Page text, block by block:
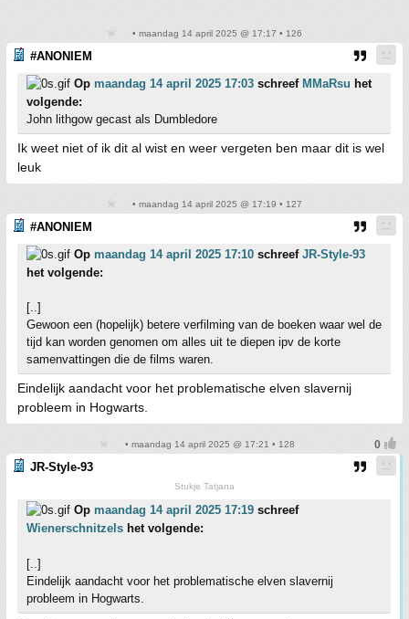
• maandag 14 april 2025 @ 17:17 • 126
#ANONIEM
Op maandag 14 april 2025 17:03 schreef MMaRsu het
volgende:
John lithgow gecast als Dumbledore
Ik weet niet of ik dit al wist en weer vergeten ben maar dit is wel
leuk
• maandag 14 april 2025 @ 17:19 • 127
#ANONIEM
Op maandag 14 april 2025 17:10 schreef JR-Style-93
het volgende:
[..]
Gewoon een (hopelijk) betere verfilming van de boeken waar wel de
tijd kan worden genomen om alles uit te diepen ipv de korte
samenvattingen die de films waren.
Eindelijk aandacht voor het problematische elven slavernij
probleem in Hogwarts.
• maandag 14 april 2025 @ 17:21 • 128
JR-Style-93
Stukje Tatjana
Op maandag 14 april 2025 17:19 schreef
Wienerschnitzels het volgende:
[..]
Eindelijk aandacht voor het problematische elven slavernij
probleem in Hogwarts.